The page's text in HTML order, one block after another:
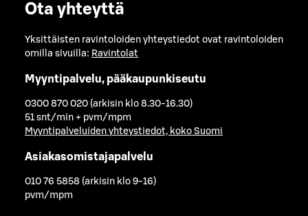
Ota yhteyttä
Yksittäisten ravintoloiden yhteystiedot ovat ravintoloiden
omilla sivuilla: Ravintolat
Myyntipalvelu, pääkaupunkiseutu
0300 870 020 (arkisin klo 8.30-16.30)
51 snt/min + pvm/mpm
Myyntipalveluiden yhteystiedot, koko Suomi
Asiakasomistajapalvelu
010 76 5858 (arkisin klo 9-16)
pvm/mpm